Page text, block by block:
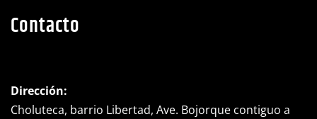
Contacto
Dirección:
Choluteca, barrio Libertad, Ave. Bojorque contiguo a